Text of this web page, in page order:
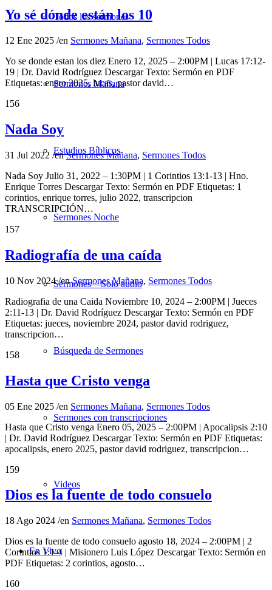
Todos los sermones
Sermones Mañana
Estudios Bíblicos
Sermones Noche
Sermones – Solo audio
Búsqueda de Sermones
Sermones con transcripciones
Videos
En Vivo
Yo sé dónde están los 10
12 Ene 2025 /en Sermones Mañana, Sermones Todos
Yo se donde estan los diez Enero 12, 2025 – 2:00PM | Lucas 17:12-
19 | Dr. David Rodríguez Descargar Texto: Sermón en PDF
Etiquetas: enero 2025, lucas, pastor david…
156
Nada Soy
31 Jul 2022 /enSermones Mañana, Sermones Todos
Nada Soy Julio 31, 2022 – 1:30PM | 1 Corintios 13:1-13 | Hno.
Enrique Torres Descargar Texto: Sermón en PDF Etiquetas: 1
corintios, enrique torres, julio 2022, transcripcion
TRANSCRIPCIÓN…
157
Radiografía de una caída
10 Nov 2024/enSermones Mañana, Sermones Todos
Radiografia de una Caida Noviembre 10, 2024 – 2:00PM | Jueces
2:11-13 | Dr. David Rodríguez Descargar Texto: Sermón en PDF
Etiquetas: jueces, noviembre 2024, pastor david rodriguez,
transcripcion…
158
Hasta que Cristo venga
05 Ene 2025 /en Sermones Mañana, Sermones Todos
Hasta que Cristo venga Enero 05, 2025 – 2:00PM | Apocalipsis 2:10
| Dr. David Rodríguez Descargar Texto: Sermón en PDF Etiquetas:
apocalipsis, enero 2025, pastor david rodriguez, transcripcion…
159
Dios es la fuente de todo consuelo
18 Ago 2024 /en Sermones Mañana, Sermones Todos
Dios es la fuente de todo consuelo agosto 18, 2024 – 2:00PM | 2
Corintios 1:1-4 | Misionero Luis López Descargar Texto: Sermón en
PDF Etiquetas: 2 corintios, agosto…
160